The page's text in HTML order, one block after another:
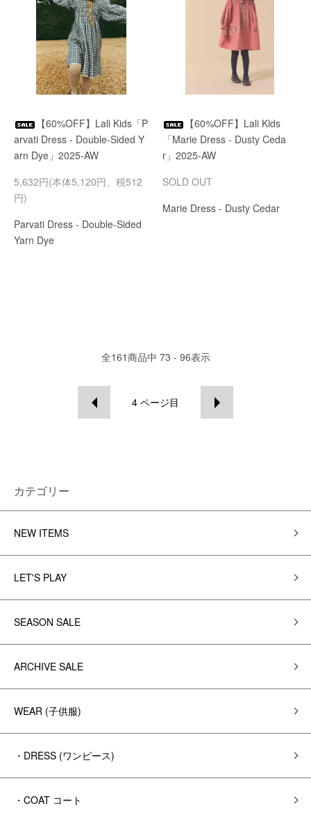
【60%OFF】Lali Kids「P
arvati Dress - Double-Sided Y
arn Dye」2025-AW
5,632円(本体5,120円、税512
円)
Parvati Dress - Double-Sided
Yarn Dye
【60%OFF】Lali Kids
「Marie Dress - Dusty Ceda
r」2025-AW
SOLD OUT
Marie Dress - Dusty Cedar
全161商品中 73 - 96表示
4 ページ目
カテゴリー
NEW ITEMS
LET'S PLAY
SEASON SALE
ARCHIVE SALE
WEAR (子供服)
・DRESS (ワンピース)
・COAT コート